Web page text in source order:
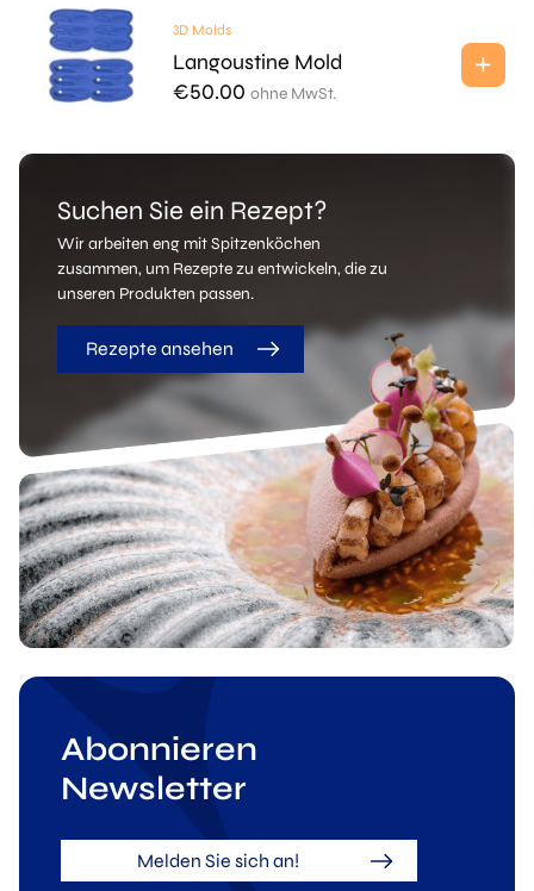
3D Molds
Langoustine Mold
€50.00 ohne MwSt.
Suchen Sie ein Rezept?
Wir arbeiten eng mit Spitzenköchen
zusammen, um Rezepte zu entwickeln, die zu
unseren Produkten passen.
Rezepte ansehen
Abonnieren
Newsletter
Melden Sie sich an!